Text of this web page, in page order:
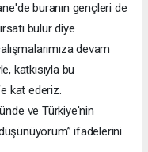
buranın gençleri de
bulur diye
devam
katkısıyla bu
kat ederiz.
ve Türkiye'nin
ifadelerini